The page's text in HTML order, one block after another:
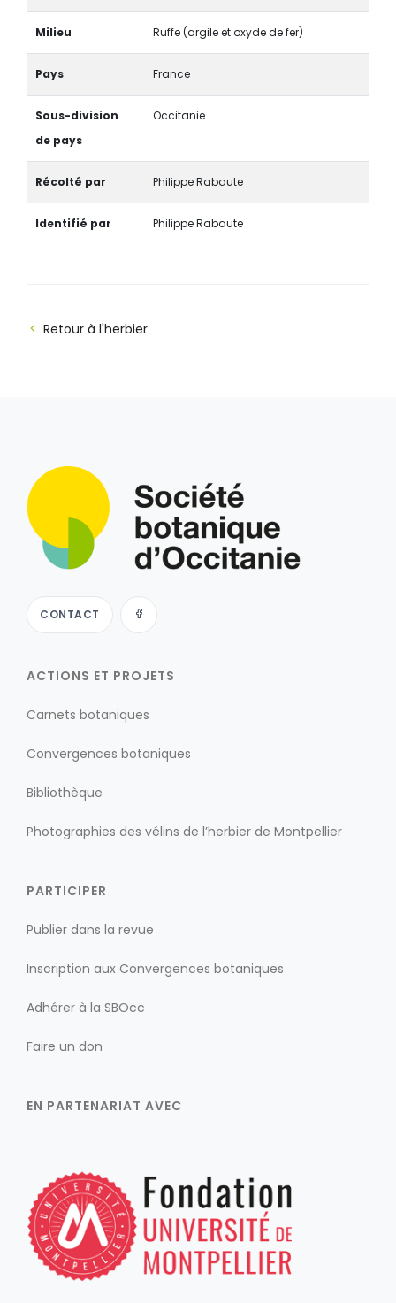
Milieu Ruffe (argile et oxyde de fer)
Pays France
Sous-division
de pays
Occitanie
Récolté par Philippe Rabaute
Identifié par Philippe Rabaute
Retour à l'herbier
CONTACT
ACTIONS ET PROJETS
Carnets botaniques
Convergences botaniques
Bibliothèque
Photographies des vélins de l’herbier de Montpellier
PARTICIPER
Publier dans la revue
Inscription aux Convergences botaniques
Adhérer à la SBOcc
Faire un don
EN PARTENARIAT AVEC